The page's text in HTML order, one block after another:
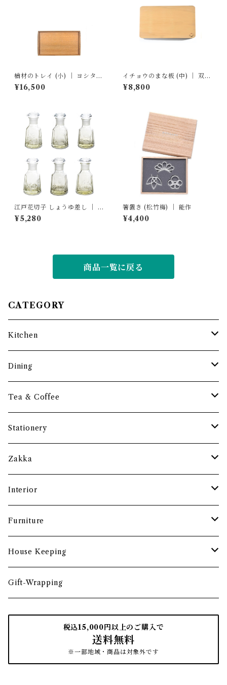
楢材のトレイ (小) ｜ ヨシタ手
工業デザイン室
¥16,500
イチョウのまな板 (中) ｜ 双葉
商店
¥8,800
江戸花切子 しょうゆ差し ｜ 廣
田硝子
¥5,280
箸置き (松竹梅) ｜ 能作
¥4,400
商品一覧に戻る
CATEGORY
Kitchen
調理道具
保存容器・水筒
まな板
土鍋・お鍋まわり
Dining
皿・プレート
小鉢・器
グラス・タンブラー
酒器
食卓小物
カトラリー
箸・箸置き
Tea & Coffee
コーヒーアイテム
ポット
カップ・ソーサー・マグ
茶托・銘々皿
トレイ・コースター
お盆
茶筒
Stationery
ペーパーウェイト
ペントレー
ペーパーツール
文房具収納
遊印
インクパッド
Zakka
和ろうそく
ポーチ
Interior
バスケット
鏡・ミラー
フック
花器
Furniture
デスク・スツール
本棚・収納棚
House Keeping
たわし
ほうき
Gift-Wrapping
税込15,000円以上のご購入で
送料無料
※一部地域・商品は対象外です